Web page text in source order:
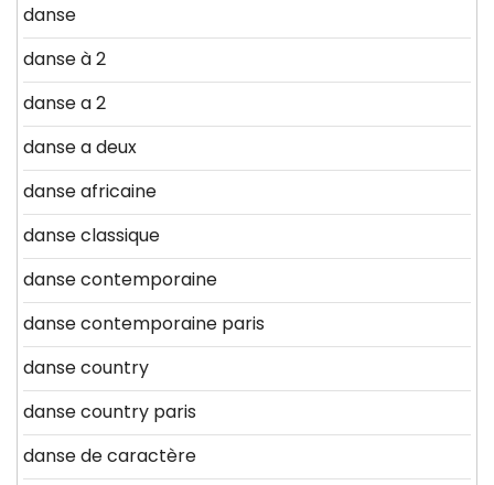
danse
danse à 2
danse a 2
danse a deux
danse africaine
danse classique
danse contemporaine
danse contemporaine paris
danse country
danse country paris
danse de caractère